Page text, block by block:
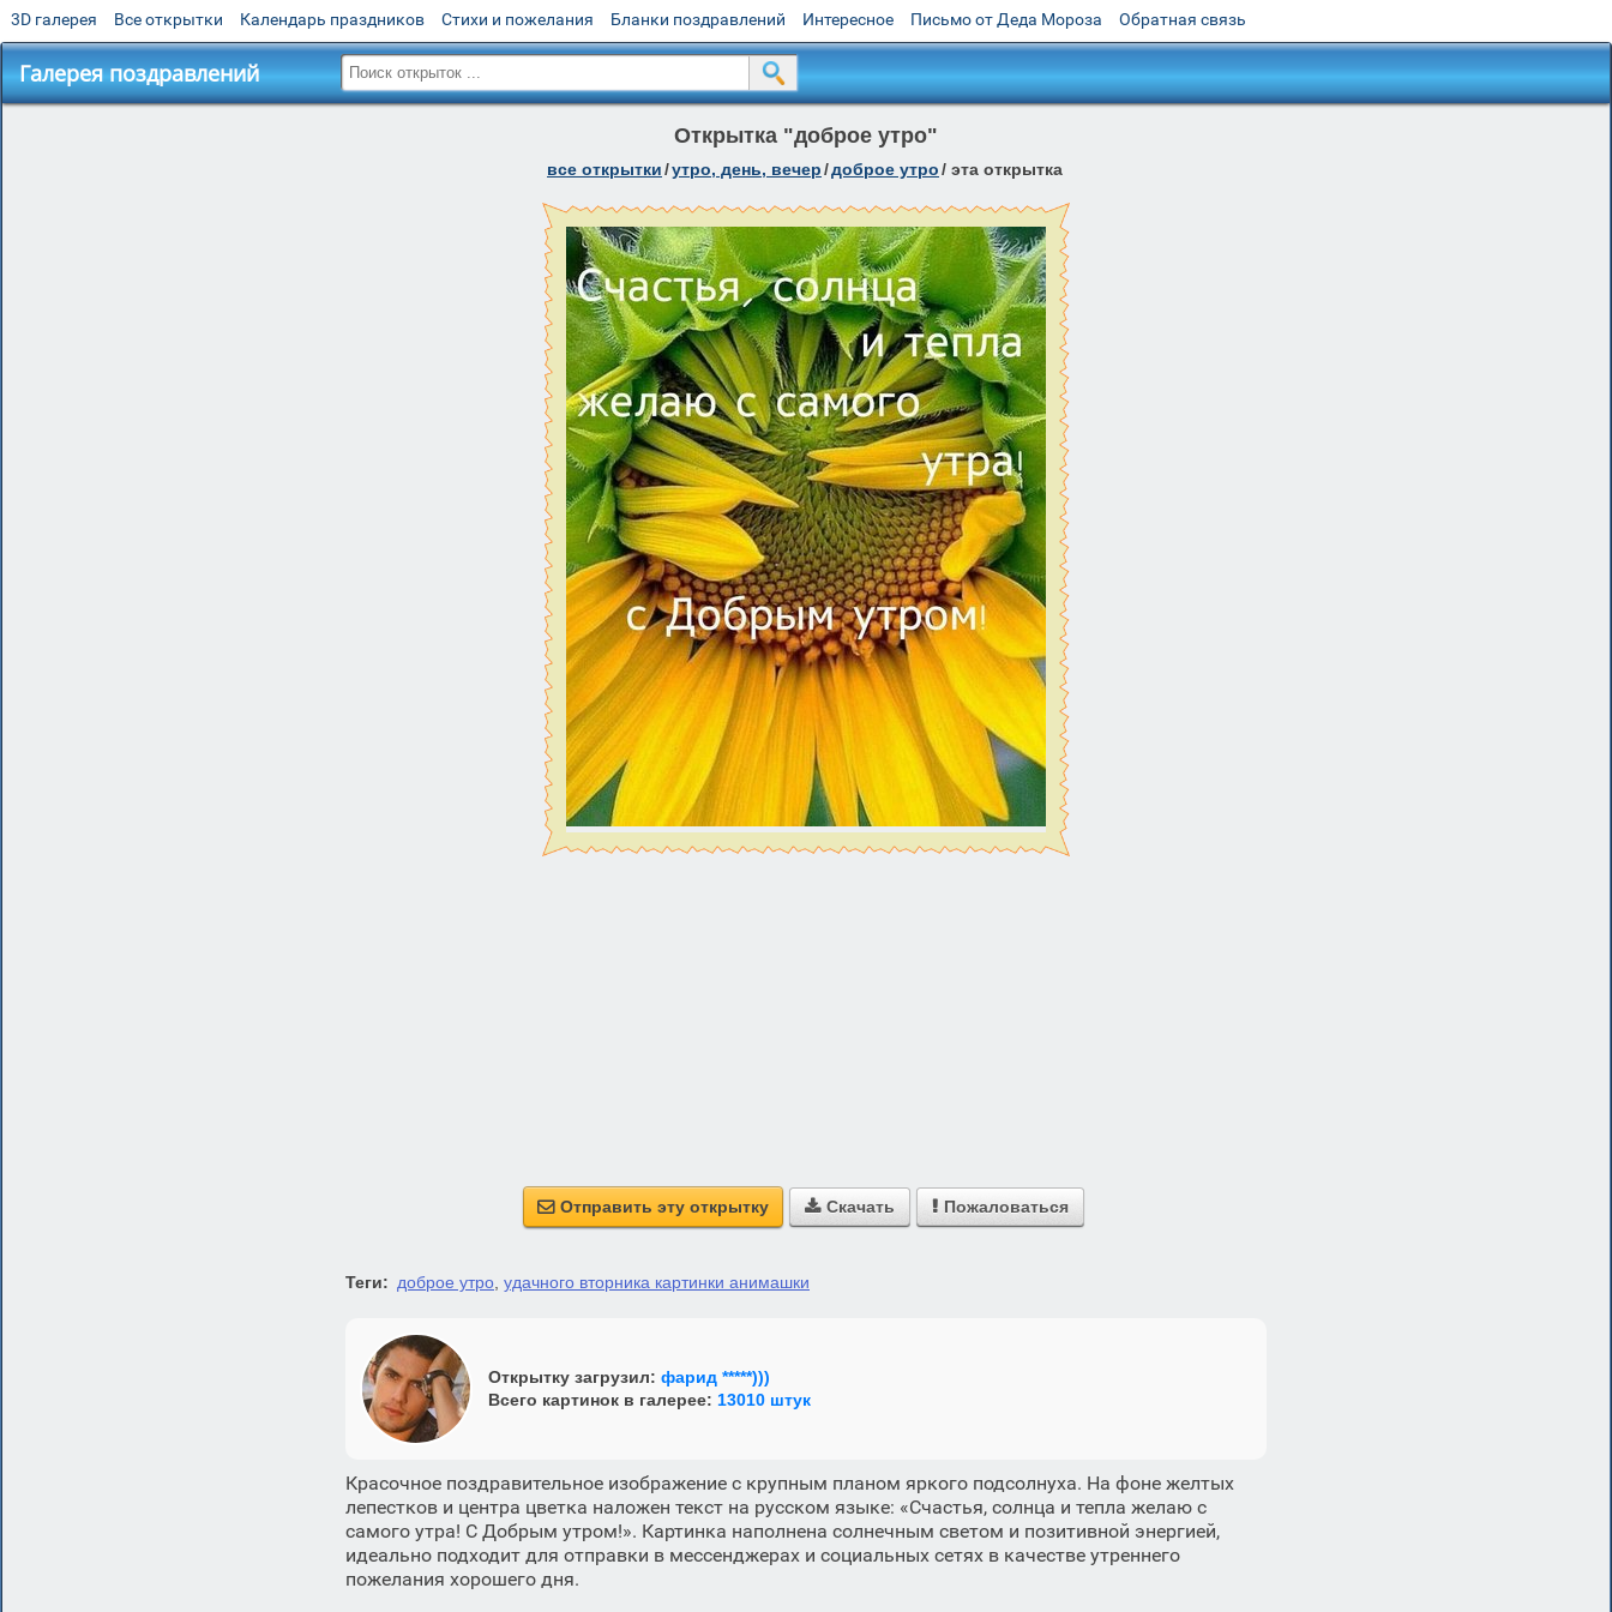
3D галерея Все открытки Календарь праздников Стихи и пожелания Бланки поздравлений Интересное Письмо от Деда Мороза Обратная связь
Галерея поздравлений
Открытка "доброе утро"
все открытки/утро, день, вечер/доброе утро/ эта открытка
 Отправить эту открытку  Скачать  Пожаловаться
Теги: доброе утро удачного вторника картинки анимашки
Открытку загрузил: фарид *****)))
Всего картинок в галерее: 13010 штук
Красочное поздравительное изображение с крупным планом яркого подсолнуха. На фоне желтых
лепестков и центра цветка наложен текст на русском языке: «Счастья, солнца и тепла желаю с
самого утра! С Добрым утром!». Картинка наполнена солнечным светом и позитивной энергией,
идеально подходит для отправки в мессенджерах и социальных сетях в качестве утреннего
пожелания хорошего дня.